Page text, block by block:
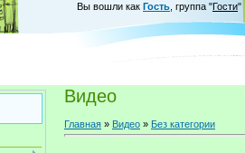
Вы вошли как Гость группа "Гости"
Видео
Главная » Видео » Без категории